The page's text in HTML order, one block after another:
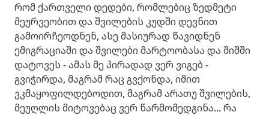
რომ ქართველი დედები, რომლებიც ზედმეტი
მეურვეობით და შვილების კუდში დევნით
გამოირჩეოდნენ, ასე მასიურად წავიდნენ
ემიგრაციაში და შვილები მარტოობასა და შიშში
დატოვეს - ამას მე პირადად ვერ ვიგებ -
გვიჭირდა, მაგრამ რაც გვქონდა, იმით
ვკმაყოფილდებოდით, მაგრამ არათუ შვილების,
მეუღლის მიტოვებაც ვერ წარმომედგინა... რა